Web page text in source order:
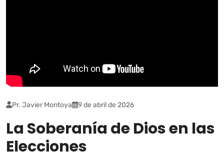
Pr. Javier Montoya 9 de abril de 2026
La Soberanía de Dios en las
Elecciones